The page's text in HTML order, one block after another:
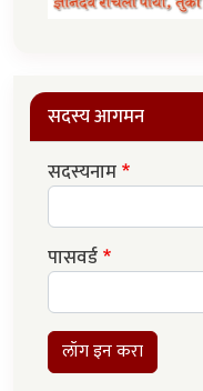
सदस्य आगमन
सदस्यनाम
पासवर्ड
लॉग इन करा